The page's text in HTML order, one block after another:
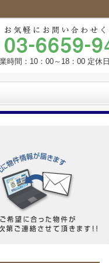
時間：10：00～18：00 定休